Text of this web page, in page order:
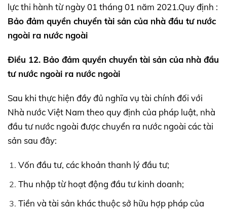
lực thi hành từ ngày 01 tháng 01 năm 2021.Quy định :
Bảo đảm quyền chuyển tài sản của nhà đầu tư nước
ngoài ra nước ngoài
Điều 12. Bảo đảm quyền chuyển tài sản của nhà đầu
tư nước ngoài ra nước ngoài
Sau khi thực hiện đầy đủ nghĩa vụ tài chính đối với
Nhà nước Việt Nam theo quy định của pháp luật, nhà
đầu tư nước ngoài được chuyển ra nước ngoài các tài
sản sau đây:
Vốn đầu tư, các khoản thanh lý đầu tư;
Thu nhập từ hoạt động đầu tư kinh doanh;
Tiền và tài sản khác thuộc sở hữu hợp pháp của